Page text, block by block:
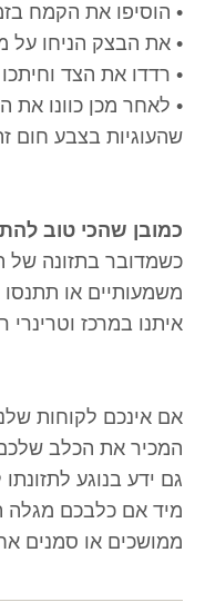
• הוסיפו את הקמח
• את הבצק הניחו
• רדדו את הצד
שהעוגיות בצבע חום
כמובן שהכי טוב
כשמדובר בתזונה של
משמעותיים או
איתנו במרכז וטרינרי רמת
אם אינכם לקוחות
המכיר את הכלב
גם ידע בנוגע
מיד אם כלבכם מגלה
ממושכים או סמנים